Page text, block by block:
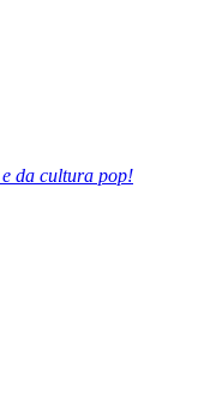
da cultura pop!